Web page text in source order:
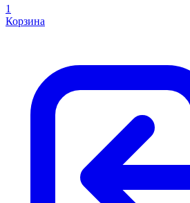
1
Корзина